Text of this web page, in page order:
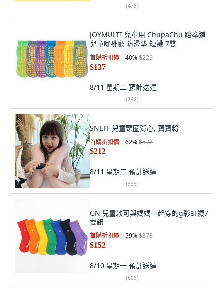
(478)
JOYMULTI 兒童用 ChupaChu 跆拳道
兒童咖啡廳 防滑墊 短襪 7雙
首購折扣價 40%$229
$137
8/11 星期二 預計送達
(292)
SNEFF 兒童頸圈背心, 寶寶粉
首購折扣價 62%$572
$212
8/11 星期二 預計送達
(555)
GN 兒童款可與媽媽一起穿的g彩虹襪7
雙組
首購折扣價 59%$378
$152
8/10 星期一 預計送達
(605)